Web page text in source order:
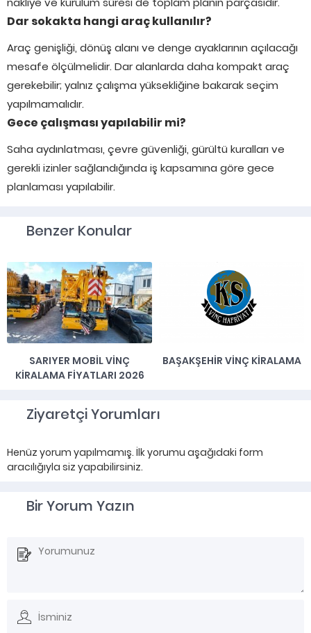
Dar sokakta hangi araç kullanılır?
Araç genişliği, dönüş alanı ve denge ayaklarının açılacağı
mesafe ölçülmelidir. Dar alanlarda daha kompakt araç
gerekebilir; yalnız çalışma yüksekliğine bakarak seçim
yapılmamalıdır.
Gece çalışması yapılabilir mi?
Saha aydınlatması, çevre güvenliği, gürültü kuralları ve
gerekli izinler sağlandığında iş kapsamına göre gece
planlaması yapılabilir.
Benzer Konular
SARIYER MOBIL VINÇ
KIRALAMA FIYATLARI 2026
BAŞAKŞEHIR VINÇ KIRALAMA
Ziyaretçi Yorumları
Henüz yorum yapılmamış. İlk yorumu aşağıdaki form
aracılığıyla siz yapabilirsiniz.
Bir Yorum Yazın